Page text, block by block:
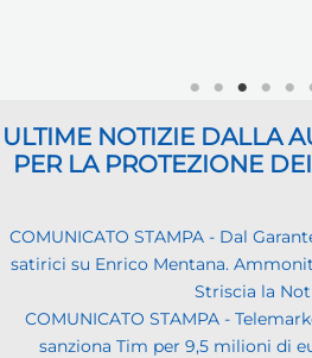
ULTIME NOTIZIE DALLA
PER LA PROTEZIONE
COMUNICATO STAMPA - Dal
satirici su Enrico Mentana.
Striscia la
COMUNICATO STAMPA -
sanziona Tim per 9,5 milioni di